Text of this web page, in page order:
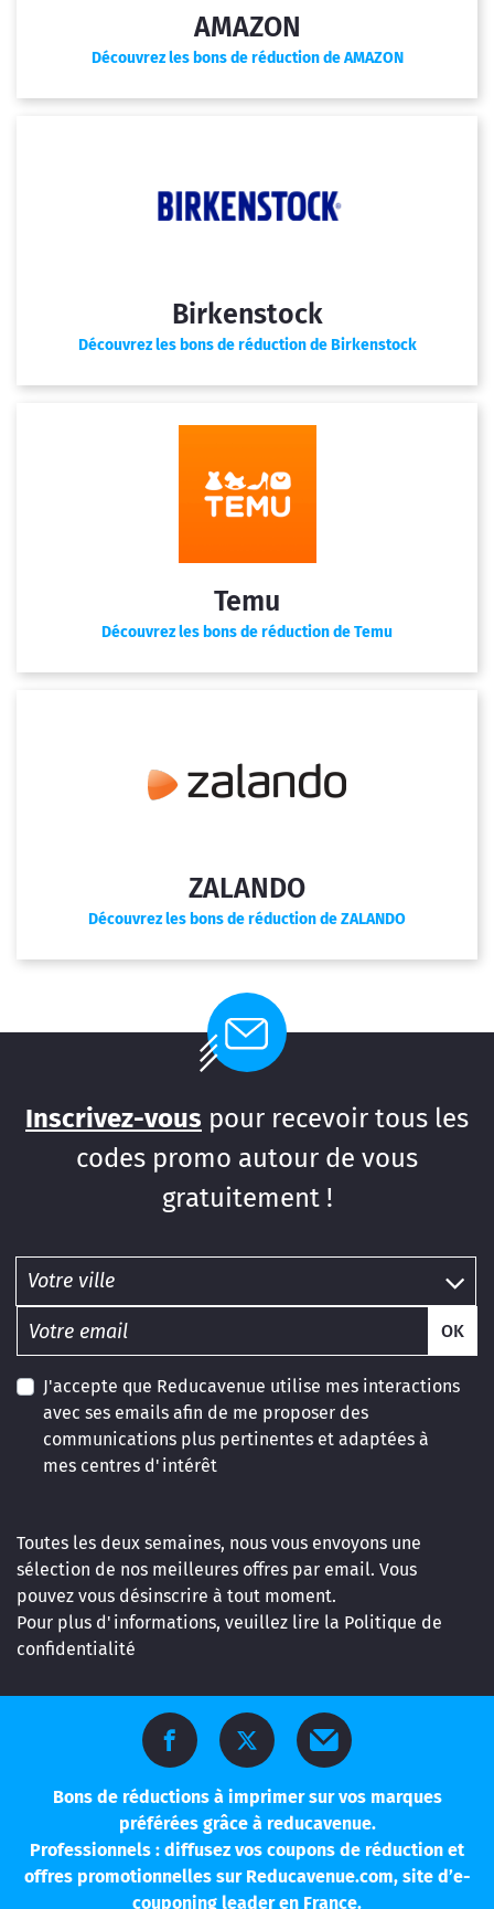
AMAZON
Découvrez les bons de réduction de AMAZON
Birkenstock
Découvrez les bons de réduction de Birkenstock
Temu
Découvrez les bons de réduction de Temu
ZALANDO
Découvrez les bons de réduction de ZALANDO
Inscrivez-vous pour recevoir tous les
codes promo autour de vous
gratuitement !
OK
J'accepte que Reducavenue utilise mes interactions
avec ses emails afin de me proposer des
communications plus pertinentes et adaptées à
mes centres d'intérêt
Toutes les deux semaines, nous vous envoyons une
sélection de nos meilleures offres par email. Vous
pouvez vous désinscrire à tout moment.
Pour plus d'informations, veuillez lire la Politique de
confidentialité
Bons de réductions à imprimer sur vos marques
préférées grâce à reducavenue.
Professionnels : diffusez vos coupons de réduction et
offres promotionnelles sur Reducavenue.com, site d’e-
couponing leader en France.